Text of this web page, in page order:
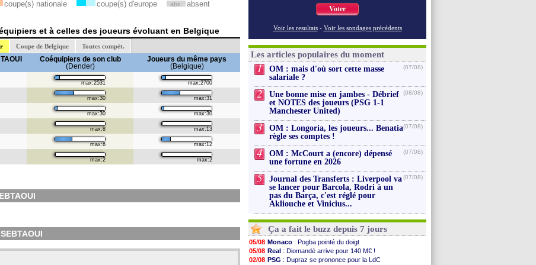
coupe(s) nationale coupe(s) d'europe abs. absent
et à celles des joueurs évoluant en Belgique
Coupe de Belgique Toutes compét.
Coéquipiers de son club
(Dender)
Joueurs du même pays
(Belgique)
max:2531 max:2700
max:30 max:31
max:30 max:30
max:8 max:13
max:6 max:12
max:2 max:2
Voter
Voir les resultats - Voir les sondages précédents
Les articles populaires du moment
1
OM : mais d'où sort cette masse
salariale ?
(07/08)
2
Une bonne mise en jambes - Débrief
et NOTES des joueurs (PSG 1-1
Manchester United)
(08/08)
3
OM : Longoria, les joueurs... Benatia
règle ses comptes !
(07/08)
4
OM : McCourt a (encore) dépensé
une fortune en 2026
(07/08)
5
Journal des Transferts : Liverpool va
se lancer pour Barcola, Rodri à un
pas du Barça, c'est réglé pour
Akliouche et Vinicius...
(07/08)
Ça a fait le buzz depuis 7 jours
05/08 Monaco : Pogba pointé du doigt
05/08 Real : Diomandé arrive pour 140 M€ !
02/08 PSG : Dupraz se prononce pour la LdC